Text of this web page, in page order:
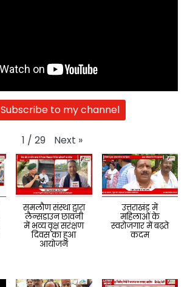
Subscribe to my channel
1 / 29 Next »
समलौण संस्था द्वारा
लैन्सडाउन छावनी
में भव्य वृक्ष सरंक्षण
दिवस का हुआ
आयोजन
उत्तराखंड में
महिलाओं के
स्वरोजगार में बढ़ते
कदम